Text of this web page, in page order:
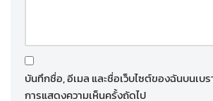
บันทึกชื่อ, อีเมล และชื่อเว็บไซต์ของฉันบนเบ
การแสดงความเห็นครั้งถัดไป